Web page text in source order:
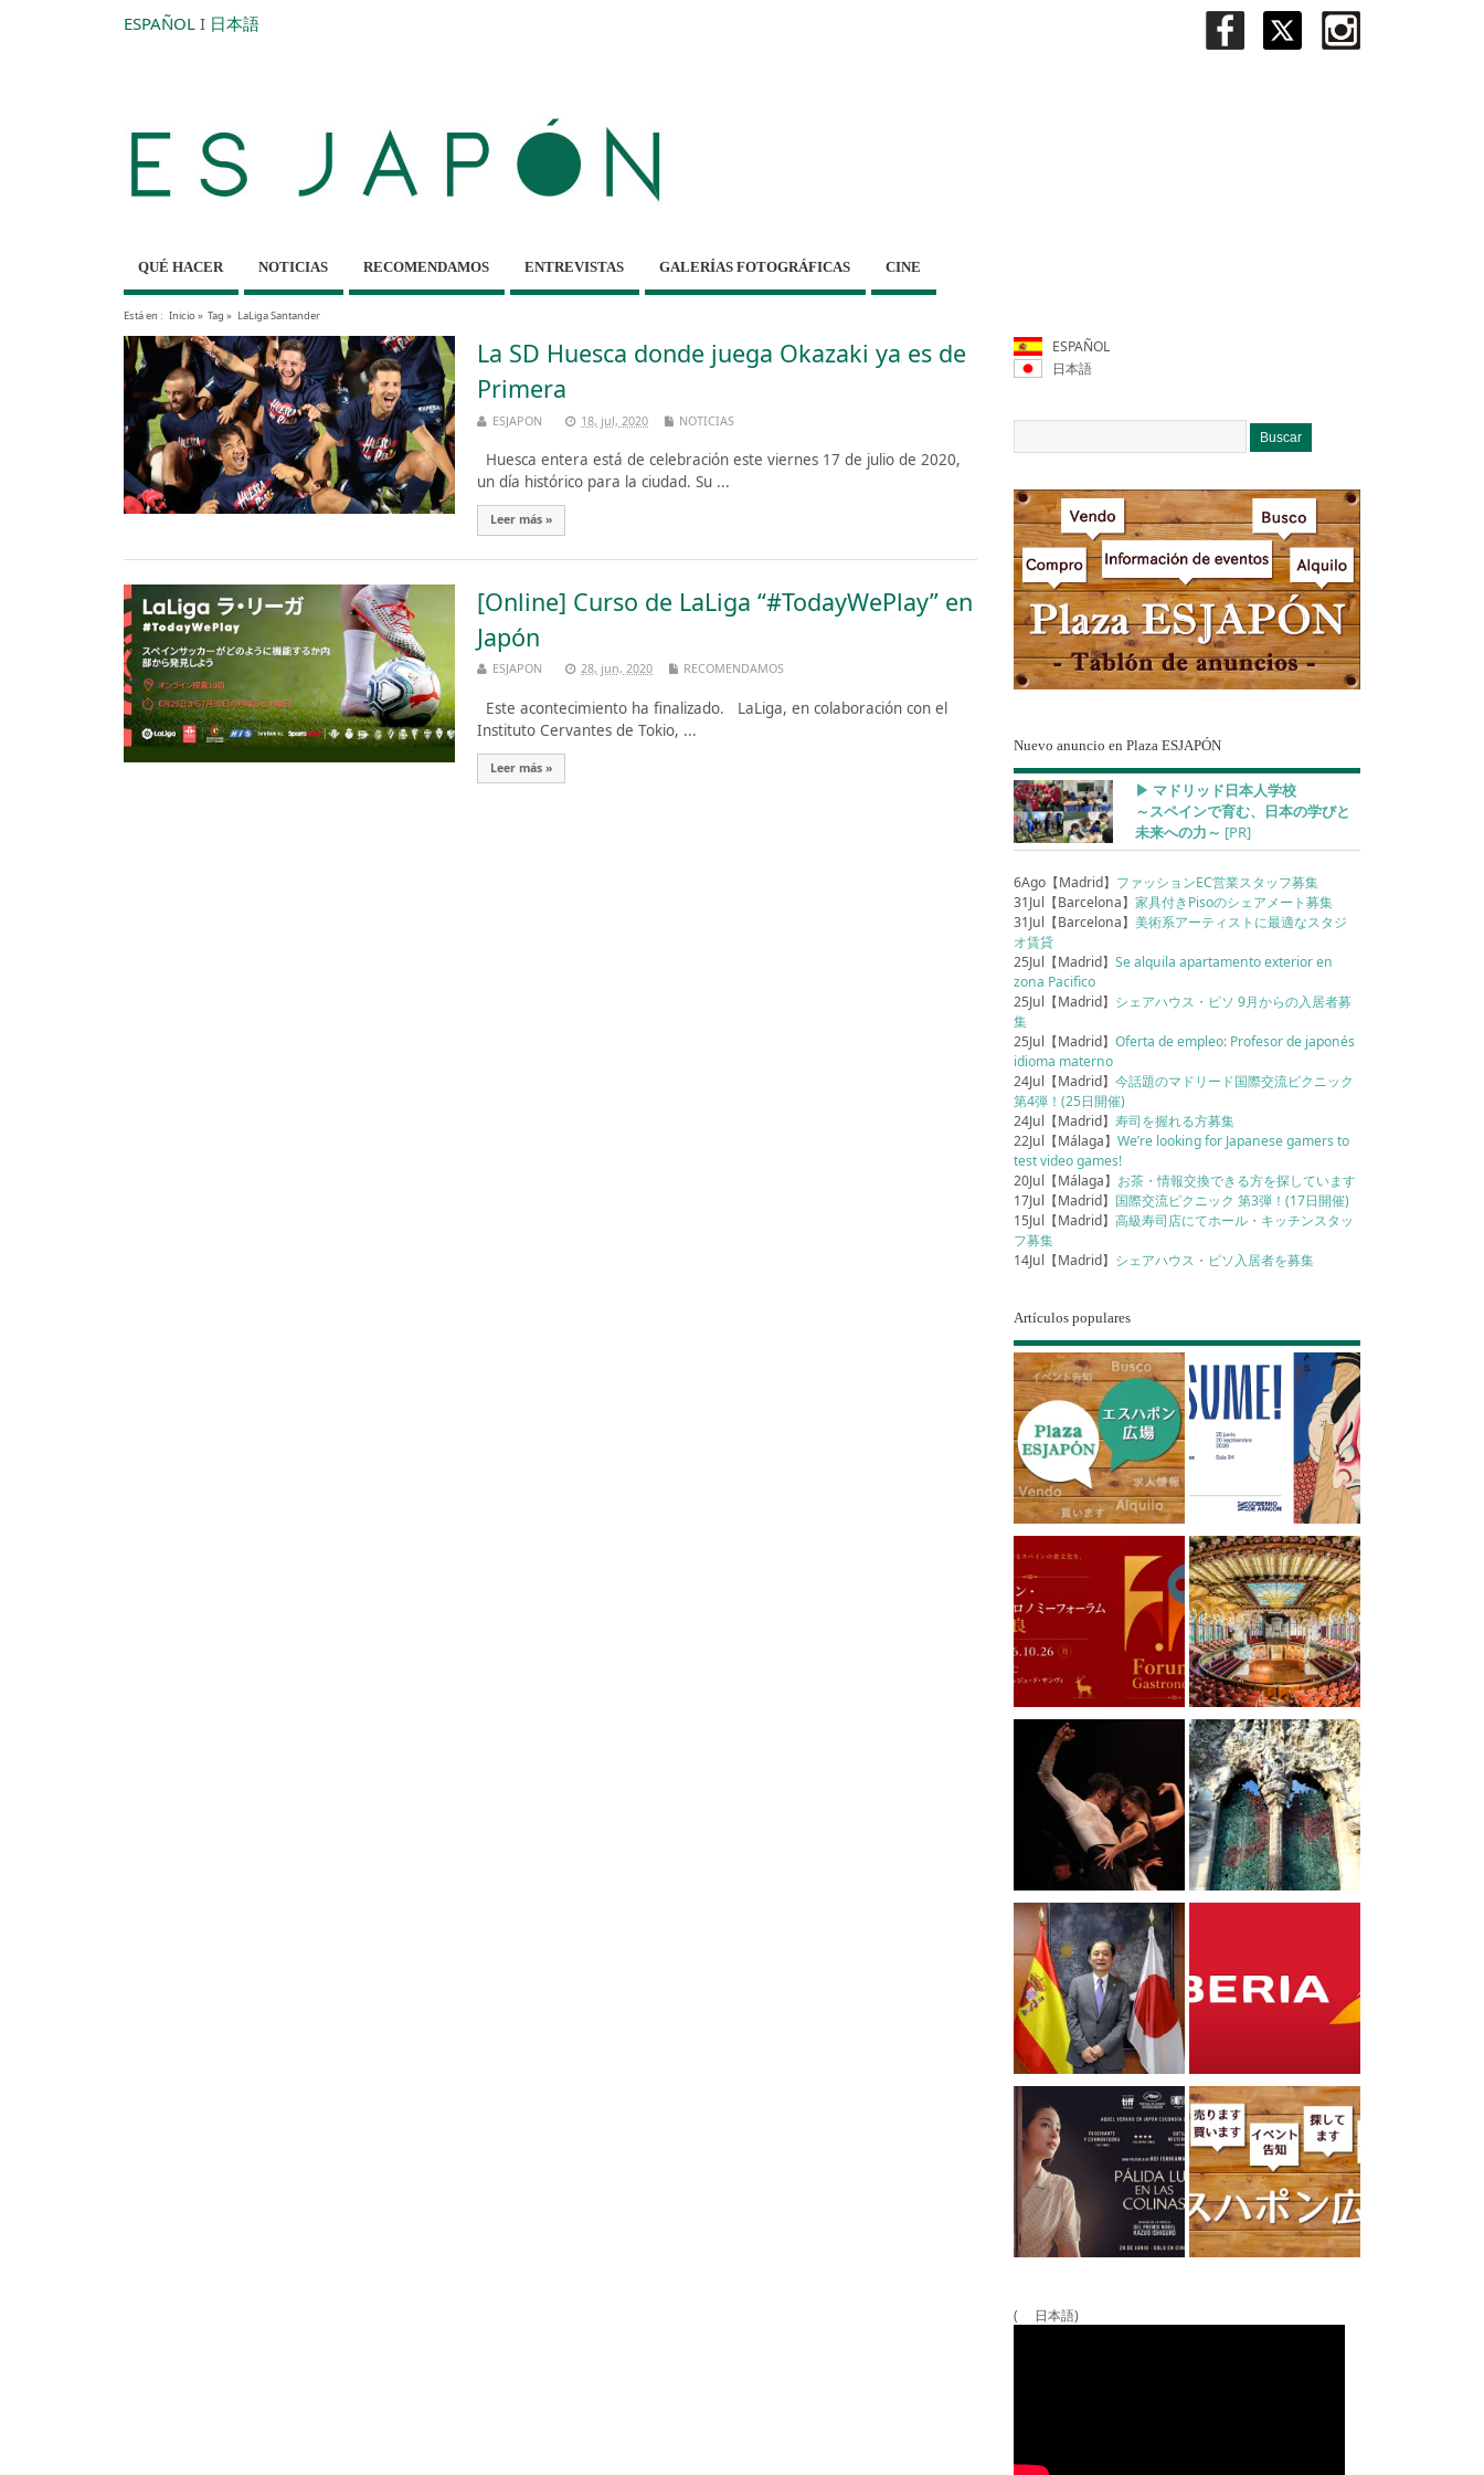
ESPAÑOL I 日本語
QUÉ HACER NOTICIAS RECOMENDAMOS ENTREVISTAS GALERÍAS FOTOGRÁFICAS CINE
Está en : Inicio» Tag » LaLiga Santander
La SD Huesca donde juega Okazaki ya es de
Primera
ESJAPON 18, jul, 2020 NOTICIAS
Huesca entera está de celebración este viernes 17 de julio de 2020,
un día histórico para la ciudad. Su ...
Leer más »
[Online] Curso de LaLiga “#TodayWePlay” en
Japón
ESJAPON 28, jun, 2020 RECOMENDAMOS
Este acontecimiento ha finalizado. LaLiga, en colaboración con el
Instituto Cervantes de Tokio, ...
Leer más »
ESPAÑOL
日本語
Nuevo anuncio en Plaza ESJAPÓN
▶︎ マドリッド日本人学校
～スペインで育む、日本の学びと
未来への力～ [PR]
6Ago【Madrid】 ファッションEC営業スタッフ募集
31Jul【Barcelona】家具付きPisoのシェアメート募集
31Jul【Barcelona】美術系アーティストに最適なスタジ
オ賃貸
25Jul【Madrid】Se alquila apartamento exterior en
zona Pacifico
25Jul【Madrid】 シェアハウス・ピソ 9月からの入居者募
集
25Jul【Madrid】Oferta de empleo: Profesor de japonés
idioma materno
24Jul【Madrid】今話題のマドリード国際交流ピクニック
第4弾！(25日開催)
24Jul【Madrid】寿司を握れる方募集
22Jul【Málaga】We’re looking for Japanese gamers to
test video games!
20Jul【Málaga】 お茶・情報交換できる方を探しています
17Jul【Madrid】 国際交流ピクニック 第3弾！(17日開催)
15Jul【Madrid】高級寿司店にてホール・キッチンスタッ
フ募集
14Jul【Madrid】 シェアハウス・ピソ入居者を募集
Artículos populares
( 日本語)